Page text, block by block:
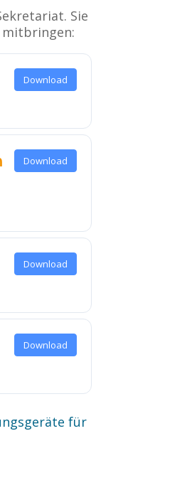
Sie
mitbringen:
Download
Download
Download
Download
für